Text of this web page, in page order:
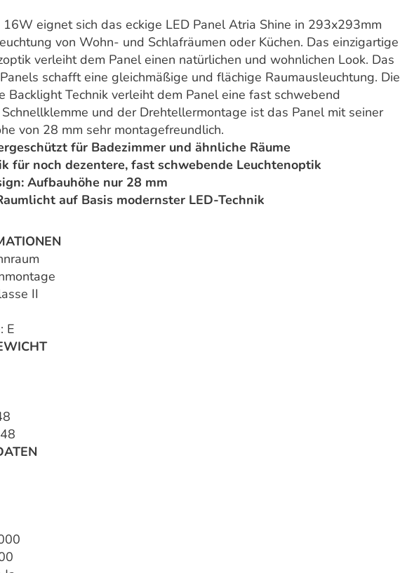
eignet sich das eckige LED Panel Atria Shine in 293x293mm
von Wohn- und Schlafräumen oder Küchen. Das einzigartige
verleiht dem Panel einen natürlichen und wohnlichen Look. Das
schafft eine gleichmäßige und flächige Raumausleuchtung. Die
Backlight Technik verleiht dem Panel eine fast schwebend
und der Drehtellermontage ist das Panel mit seiner
von 28 mm sehr montagefreundlich.
für Badezimmer und ähnliche Räume
für noch dezentere, fast schwebende Leuchtenoptik
Aufbauhöhe nur 28 mm
auf Basis modernster LED-Technik
II
E